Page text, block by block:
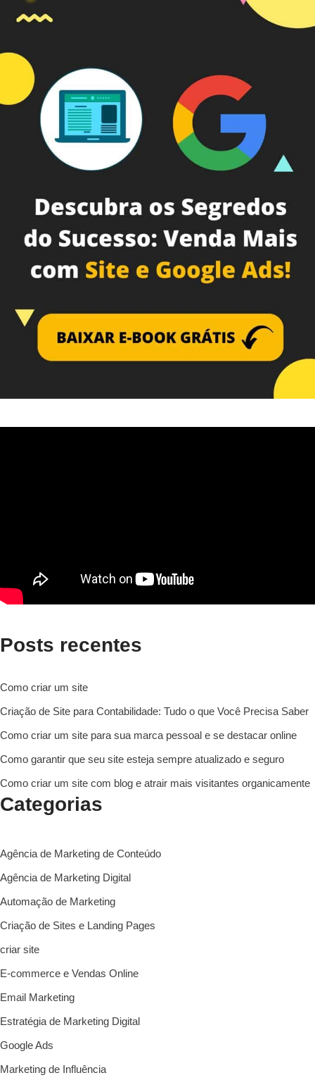
Posts recentes
Como criar um site
Criação de Site para Contabilidade: Tudo o que Você Precisa Saber
Como criar um site para sua marca pessoal e se destacar online
Como garantir que seu site esteja sempre atualizado e seguro
Como criar um site com blog e atrair mais visitantes organicamente
Categorias
Agência de Marketing de Conteúdo
Agência de Marketing Digital
Automação de Marketing
Criação de Sites e Landing Pages
criar site
E-commerce e Vendas Online
Email Marketing
Estratégia de Marketing Digital
Google Ads
Marketing de Influência